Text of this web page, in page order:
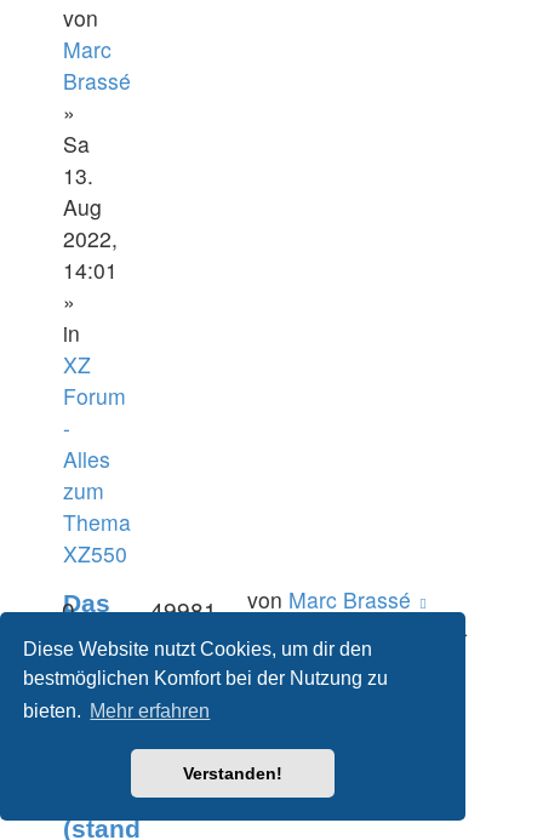
Diese Website nutzt Cookies, um dir den
bestmöglichen Komfort bei der Nutzung zu
bieten. Mehr erfahren
Verstanden!
von
Marc
Brassé
»
Sa
13.
Aug
2022,
14:01
»
in
XZ
Forum
-
Alles
zum
Thema
XZ550
Das
neueste
zum
2022
Treffen
(stand
0 49981 von Marc Brassé
Mo 1. Aug 2022, 08:54